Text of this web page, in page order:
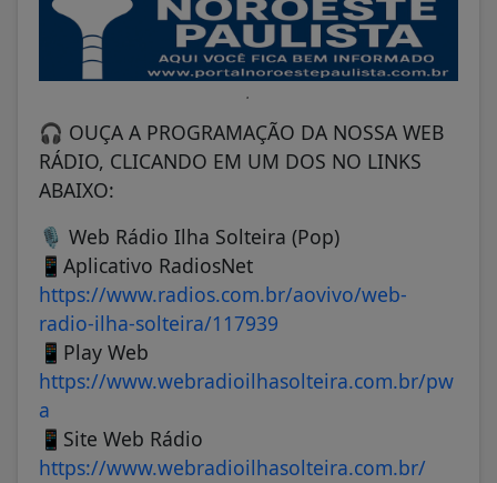
.
🎧 OUÇA A PROGRAMAÇÃO DA NOSSA WEB
RÁDIO, CLICANDO EM UM DOS NO LINKS
ABAIXO:
🎙️ Web Rádio Ilha Solteira (Pop)
📱Aplicativo RadiosNet
https://www.radios.com.br/aovivo/web-
radio-ilha-solteira/117939
📱Play Web
https://www.webradioilhasolteira.com.br/pw
a
📱Site Web Rádio
https://www.webradioilhasolteira.com.br/